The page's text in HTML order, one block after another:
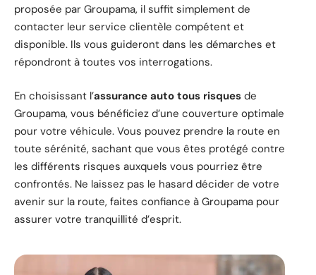
proposée par Groupama, il suffit simplement de
contacter leur service clientèle compétent et
disponible. Ils vous guideront dans les démarches et
répondront à toutes vos interrogations.
En choisissant l’assurance auto tous risques de
Groupama, vous bénéficiez d’une couverture optimale
pour votre véhicule. Vous pouvez prendre la route en
toute sérénité, sachant que vous êtes protégé contre
les différents risques auxquels vous pourriez être
confrontés. Ne laissez pas le hasard décider de votre
avenir sur la route, faites confiance à Groupama pour
assurer votre tranquillité d’esprit.